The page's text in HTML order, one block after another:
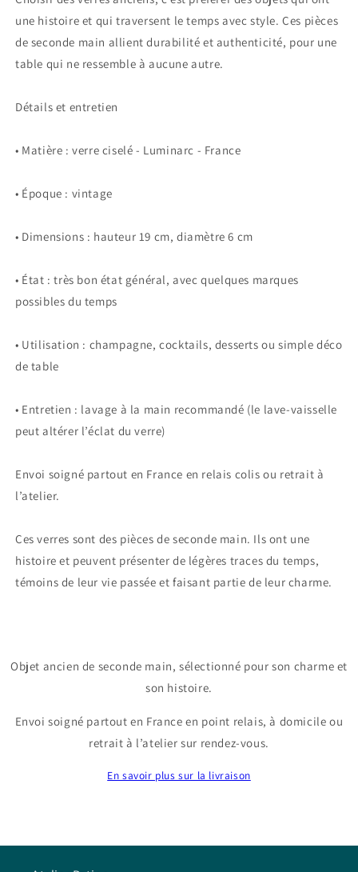
une histoire et qui traversent le temps avec style. Ces pièces
de seconde main allient durabilité et authenticité, pour une
table qui ne ressemble à aucune autre.
Détails et entretien
• Matière : verre ciselé - Luminarc - France
• Époque : vintage
• Dimensions : hauteur 19 cm, diamètre 6 cm
• État : très bon état général, avec quelques marques
possibles du temps
• Utilisation : champagne, cocktails, desserts ou simple déco
de table
• Entretien : lavage à la main recommandé (le lave-vaisselle
peut altérer l’éclat du verre)
Envoi soigné partout en France en relais colis ou retrait à
l’atelier.
Ces verres sont des pièces de seconde main. Ils ont une
histoire et peuvent présenter de légères traces du temps,
témoins de leur vie passée et faisant partie de leur charme.
Objet ancien de seconde main, sélectionné pour son charme et
son histoire.
Envoi soigné partout en France en point relais, à domicile ou
retrait à l’atelier sur rendez-vous.
En savoir plus sur la livraison